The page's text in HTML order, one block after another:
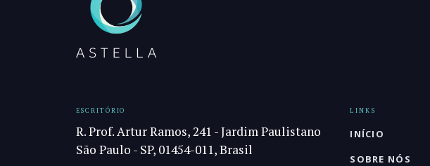
ESCRITÓRIO
R. Prof. Artur Ramos, 241 - Jardim Paulistano
São Paulo - SP, 01454-011, Brasil
LINKS
INÍCIO
SOBRE NÓS